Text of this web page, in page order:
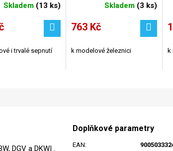
Skladem (13 ks)
i trvalé sepnutí
Skladem (3 ks)
763 Kč
k modelové železnici k
DGV a DKWI .
Doplňkové parametry
EAN: